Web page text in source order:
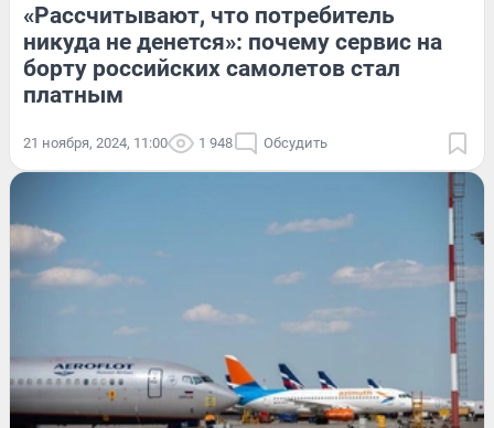
«Рассчитывают, что потребитель
никуда не денется»: почему сервис на
борту российских самолетов стал
платным
21 ноября, 2024, 11:00 1 948 Обсудить